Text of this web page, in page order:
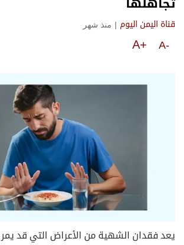
قناة اليمن اليوم | منذ شهر
A-
A+
يعد فقدان الشهية من الأعراض التي قد يمر